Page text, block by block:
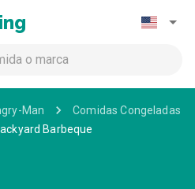
Man
Comidas Congeladas
Barbeque